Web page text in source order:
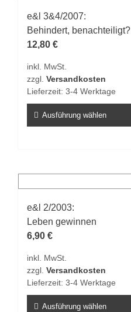
auf.
Die
Optionen
auf
der
gewählt
werden
e&l 3&4/2007:
Behindert, benachteiligt?
12,80 €
inkl. MwSt.
zzgl. Versandkosten
Lieferzeit: 3-4 Werktage
Ausführung wählen
Varianten
auf.
Die
Optionen
auf
der
gewählt
e&l 2/2003:
Leben gewinnen
6,90 €
inkl. MwSt.
zzgl. Versandkosten
Lieferzeit: 3-4 Werktage
Ausführung wählen